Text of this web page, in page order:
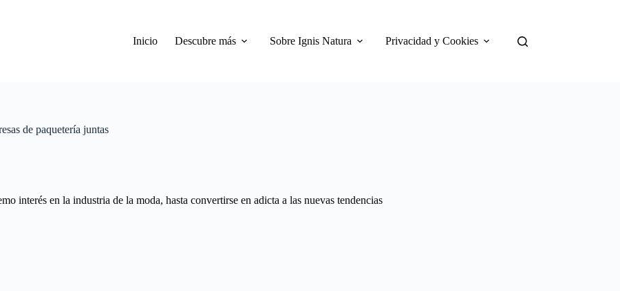
Inicio
Descubre más Sobre Ignis Natura Privacidad y Cookies
de paquetería juntas
interés en la industria de la moda, hasta convertirse en adicta a las nuevas tendencias